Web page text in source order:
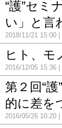
“護”セミ
い」と言
2018/11/21 15:00
ヒト、モ
2016/12/05 15:36
第２回“
的に差を
2016/05/26 10:20